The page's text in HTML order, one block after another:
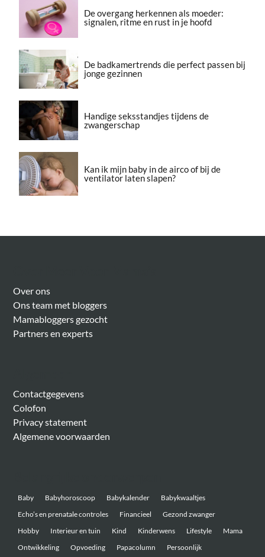
De overgang herkennen als moeder:
signalen, ritme en rust in je hoofd
De badkamertrends die perfect passen bij
jonge gezinnen
Handige seksstandjes tijdens de
zwangerschap
Kan ik mijn baby in de airco of bij de
ventilator laten slapen?
Over ons
Ons team met bloggers
Mamabloggers gezocht
Partners en experts
Contactgegevens
Colofon
Privacy statement
Algemene voorwaarden
Baby Babyhoroscoop Babykalender
Babykwaaltjes
Echo’s en prenatale controles
Financieel
Gezond zwanger
Hobby
Interieur en tuin Kind Kinderwens Lifestyle
Mama
Ontwikkeling
Opvoeding Papacolumn Persoonlijk